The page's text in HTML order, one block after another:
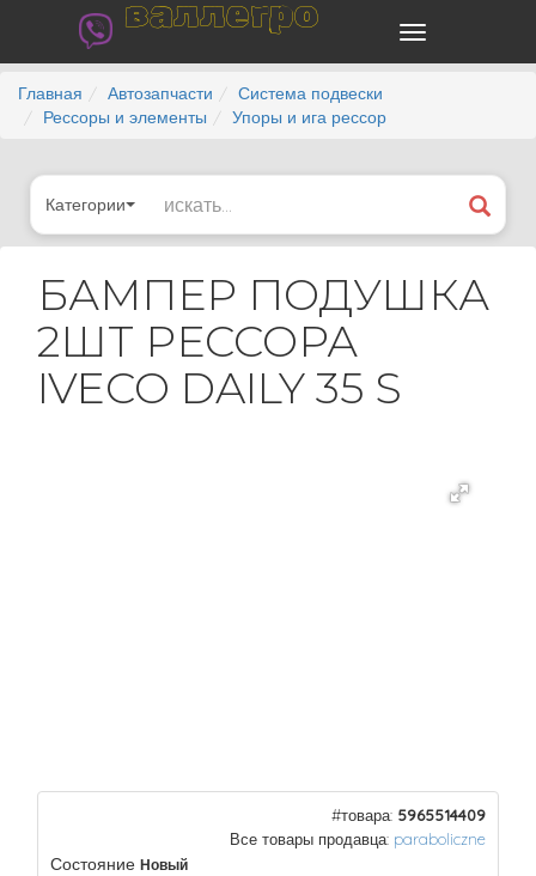
валлегро
Главная Автозапчасти
Система подвески
Рессоры и элементы
Упоры и ига рессор
Категории
БАМПЕР ПОДУШКА
2ШТ РЕССОРА
IVECO DAILY 35 S
#товара: 5965514409
Все товары продавца: paraboliczne
Состояние Новый